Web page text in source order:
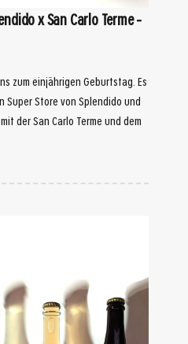
x San Carlo Terme –
zum einjährigen Geburtstag. Es
Super Store von Splendido und
der San Carlo Terme und dem